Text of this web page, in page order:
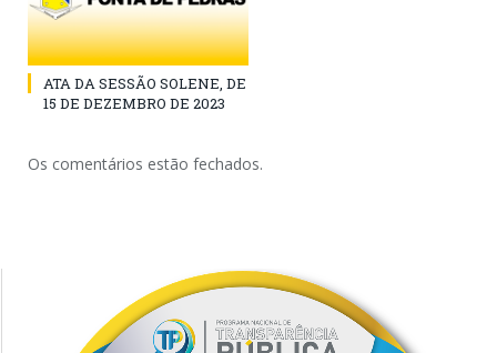
ATA DA SESSÃO SOLENE, DE
15 DE DEZEMBRO DE 2023
Os comentários estão fechados.